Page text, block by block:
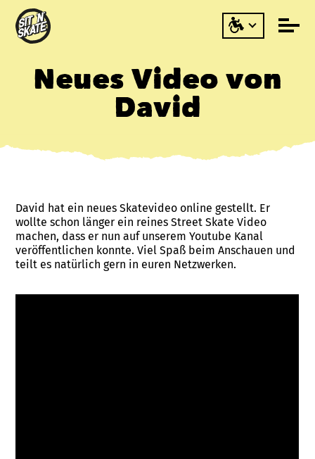
Neues Video von
David
David hat ein neues Skatevideo online gestellt. Er
wollte schon länger ein reines Street Skate Video
machen, dass er nun auf unserem Youtube Kanal
veröffentlichen konnte. Viel Spaß beim Anschauen und
teilt es natürlich gern in euren Netzwerken.